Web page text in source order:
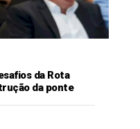
da Rota
da ponte